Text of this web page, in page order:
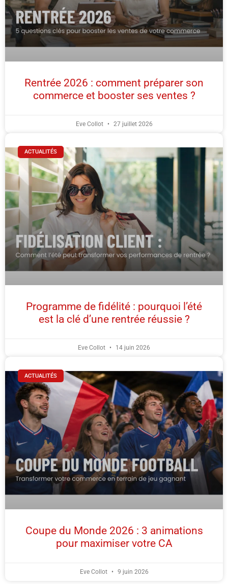
Rentrée 2026 : comment préparer son
commerce et booster ses ventes ?
Eve Collot 27 juillet 2026
ACTUALITÉS
Programme de fidélité : pourquoi l’été
est la clé d’une rentrée réussie ?
Eve Collot 14 juin 2026
ACTUALITÉS
Coupe du Monde 2026 : 3 animations
pour maximiser votre CA
Eve Collot 9 juin 2026